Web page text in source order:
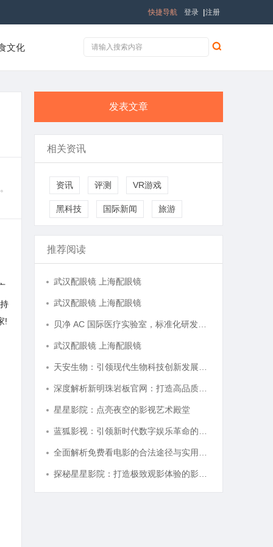
登录 注册
快捷导航
文化
!
发表文章
相关资讯
资讯 评测 VR游戏
黑科技 国际新闻 旅游
推荐阅读
武汉配眼镜 上海配眼镜
武汉配眼镜 上海配眼镜
武汉配眼镜 上海配眼镜
星星影院：点亮夜空的影视艺术殿堂